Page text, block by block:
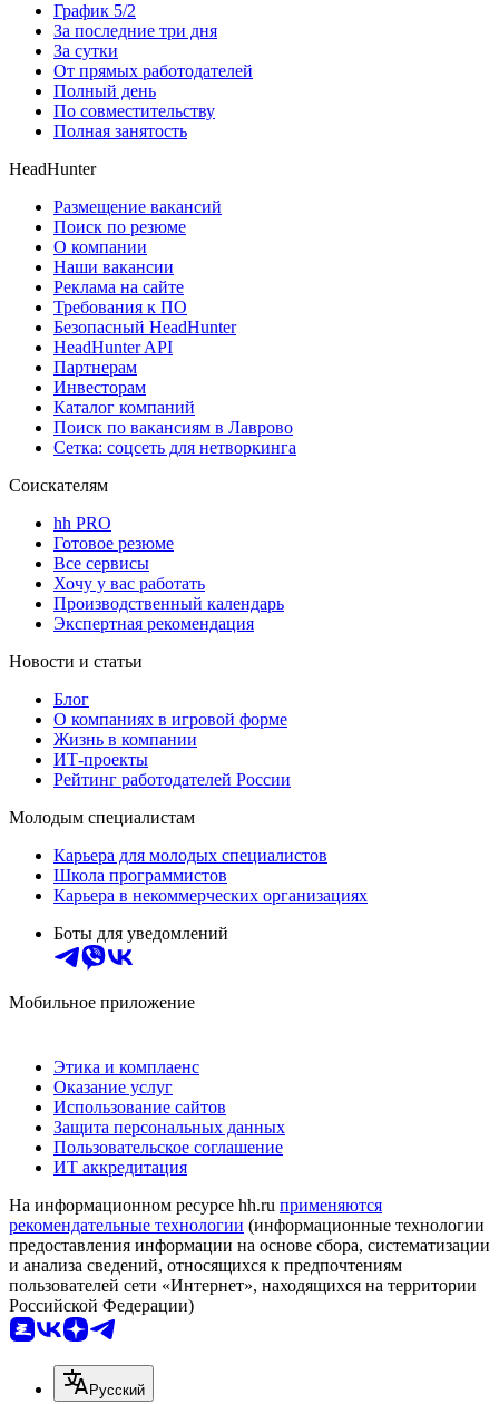
График 5/2
За последние три дня
За сутки
От прямых работодателей
Полный день
По совместительству
Полная занятость
HeadHunter
Размещение вакансий
Поиск по резюме
О компании
Наши вакансии
Реклама на сайте
Требования к ПО
Безопасный HeadHunter
HeadHunter API
Партнерам
Инвесторам
Каталог компаний
Поиск по вакансиям в Лаврово
Сетка: соцсеть для нетворкинга
Соискателям
hh PRO
Готовое резюме
Все сервисы
Хочу у вас работать
Производственный календарь
Экспертная рекомендация
Новости и статьи
Блог
О компаниях в игровой форме
Жизнь в компании
ИТ-проекты
Рейтинг работодателей России
Молодым специалистам
Карьера для молодых специалистов
Школа программистов
Карьера в некоммерческих организациях
Боты для уведомлений
Мобильное приложение
Этика и комплаенс
Оказание услуг
Использование сайтов
Защита персональных данных
Пользовательское соглашение
ИТ аккредитация
На информационном ресурсе hh.ru применяются
рекомендательные технологии (информационные технологии
предоставления информации на основе сбора, систематизации
и анализа сведений, относящихся к предпочтениям
пользователей сети «Интернет», находящихся на территории
Российской Федерации)
Русский